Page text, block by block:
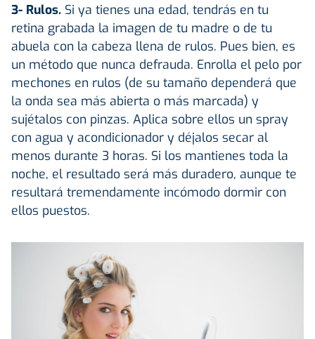
3- Rulos. Si ya tienes una edad, tendrás en tu
retina grabada la imagen de tu madre o de tu
abuela con la cabeza llena de rulos. Pues bien, es
un método que nunca defrauda. Enrolla el pelo por
mechones en rulos (de su tamaño dependerá que
la onda sea más abierta o más marcada) y
sujétalos con pinzas. Aplica sobre ellos un spray
con agua y acondicionador y déjalos secar al
menos durante 3 horas. Si los mantienes toda la
noche, el resultado será más duradero, aunque te
resultará tremendamente incómodo dormir con
ellos puestos.